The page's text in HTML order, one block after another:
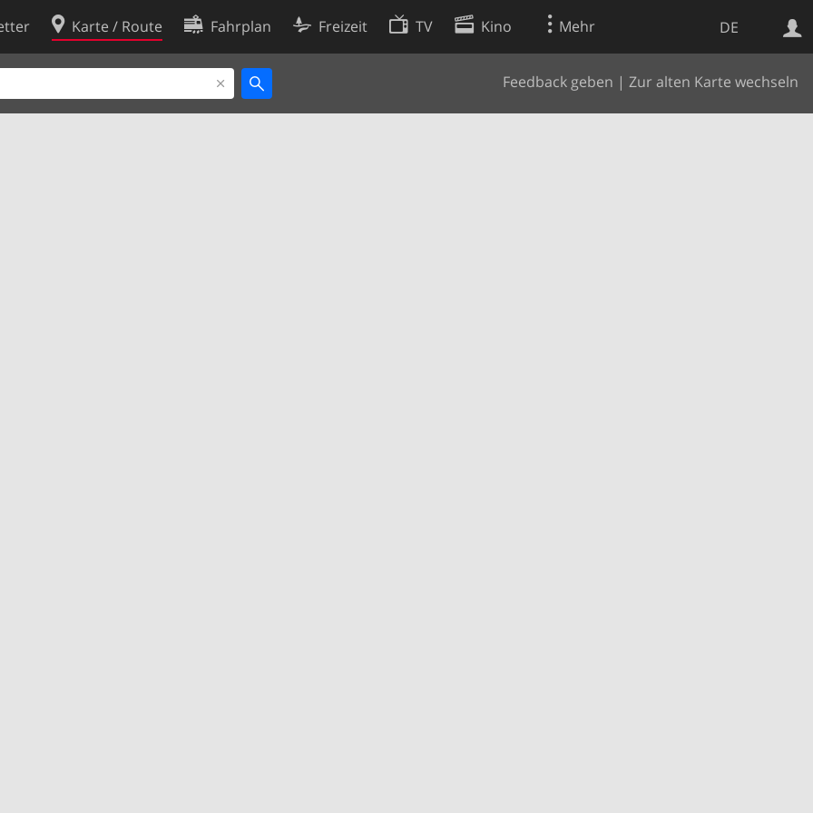
DE
Karte / Route Fahrplan Freizeit TV Kino Mehr
Feedback geben | Zur alten Karte wechseln
Websuche
Cookie-Richtlinie
Cookie-Einstellungen